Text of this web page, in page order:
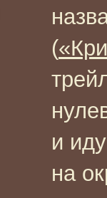
(
и
на